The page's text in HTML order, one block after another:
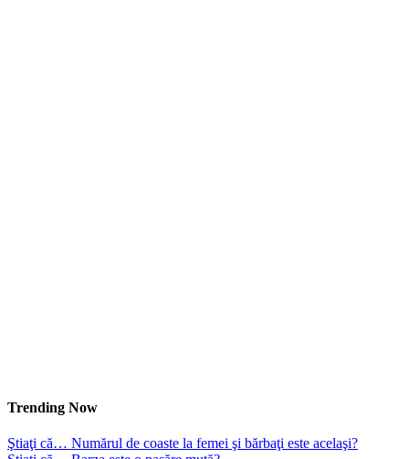
Trending Now
Ştiaţi că… Numărul de coaste la femei şi bărbaţi este acelaşi?